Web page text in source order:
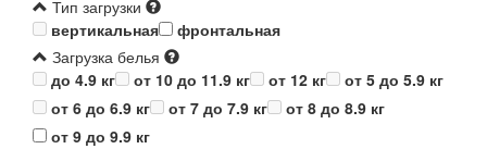
Тип загрузки
вертикальная
фронтальная
Загрузка белья
до 4.9 кг
от 10 до 11.9 кг от 12 кг
от 5 до 5.9 кг
от 6 до 6.9 кг
от 7 до 7.9 кг
от 8 до 8.9 кг
от 9 до 9.9 кг